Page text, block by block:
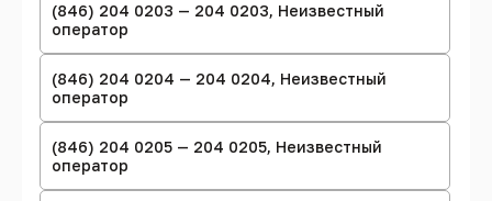
(846) 204 0203 — 204 0203, Неизвестный
оператор
(846) 204 0204 — 204 0204, Неизвестный
оператор
(846) 204 0205 — 204 0205, Неизвестный
оператор